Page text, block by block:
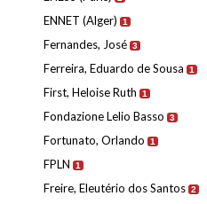
ENNET (Alger) 1
Fernandes, José 3
Ferreira, Eduardo de Sousa 1
First, Heloise Ruth 1
Fondazione Lelio Basso 3
Fortunato, Orlando 1
FPLN 1
Freire, Eleutério dos Santos 2